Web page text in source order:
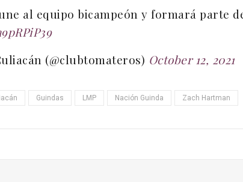
al equipo bicampeón y formará parte
(@clubtomateros) October 12, 2021
Guindas LMP Nación Guinda Zach Hartman